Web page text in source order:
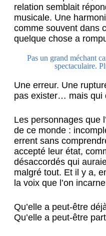
relation semblait
musicale. Une
comme souvent dans
quelque chose a
Pas un grand méchant
spectaculaire.
Une erreur. Une
pas exister… mais qui
Les personnages que
de ce monde :
errent sans
accepté leur état,
désaccordés qui
malgré tout. Et il y a,
la voix que l’on
Qu’elle a peut-être
Qu’elle a peut-être